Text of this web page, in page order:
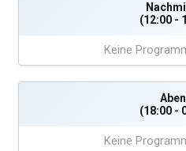
(12:00 -
Keine
(18:00 -
Keine